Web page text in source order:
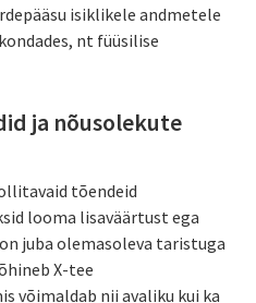
isiklikele andmetele
nt füüsilise
ja nõusolekute
tõendeid
looma lisaväärtust ega
juba olemasoleva taristuga
X-tee
võimaldab nii avaliku kui ka